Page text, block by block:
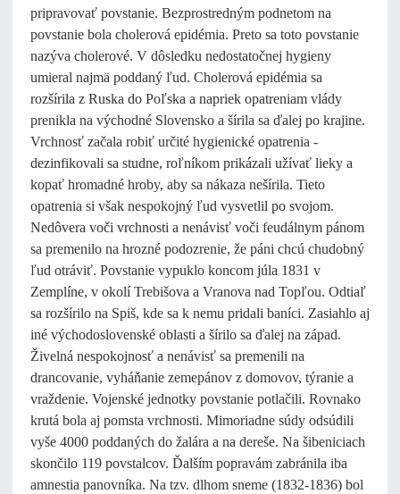
pripravovať povstanie. Bezprostredným podnetom na
povstanie bola cholerová epidémia. Preto sa toto povstanie
nazýva cholerové. V dôsledku nedostatočnej hygieny
umieral najmä poddaný ľud. Cholerová epidémia sa
rozšírila z Ruska do Poľska a napriek opatreniam vlády
prenikla na východné Slovensko a šírila sa ďalej po krajine.
Vrchnosť začala robiť určité hygienické opatrenia -
dezinfikovali sa studne, roľníkom prikázali užívať lieky a
kopať hromadné hroby, aby sa nákaza nešírila. Tieto
opatrenia si však nespokojný ľud vysvetlil po svojom.
Nedôvera voči vrchnosti a nenávisť voči feudálnym pánom
sa premenilo na hrozné podozrenie, že páni chcú chudobný
ľud otráviť. Povstanie vypuklo koncom júla 1831 v
Zemplíne, v okolí Trebišova a Vranova nad Topľou. Odtiaľ
sa rozšírilo na Spiš, kde sa k nemu pridali baníci. Zasiahlo aj
iné východoslovenské oblasti a šírilo sa ďalej na západ.
Živelná nespokojnosť a nenávisť sa premenili na
drancovanie, vyháňanie zemepánov z domovov, týranie a
vraždenie. Vojenské jednotky povstanie potlačili. Rovnako
krutá bola aj pomsta vrchnosti. Mimoriadne súdy odsúdili
vyše 4000 poddaných do žalára a na dereše. Na šibeniciach
skončilo 119 povstalcov. Ďalším popravám zabránila iba
amnestia panovníka. Na tzv. dlhom sneme (1832-1836) bol